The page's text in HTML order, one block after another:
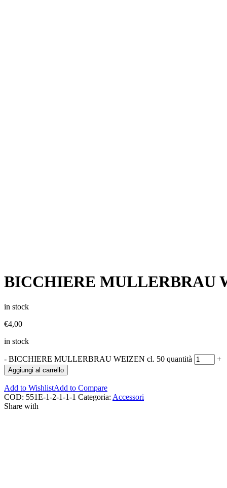
BICCHIERE MULLERBRAU
in stock
€4,00
in stock
- BICCHIERE MULLERBRAU WEIZEN cl. 50 quantità +
Aggiungi al carrello
Add to WishlistAdd to Compare
COD: 551E-1-2-1-1-1 Categoria: Accessori
Share with